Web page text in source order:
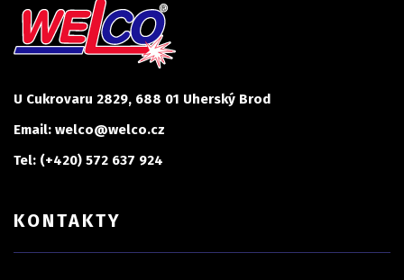
U Cukrovaru 2829, 688 01 Uherský Brod
Email: welco@welco.cz
Tel: (+420) 572 637 924
KONTAKTY